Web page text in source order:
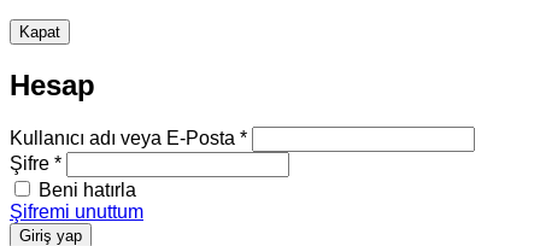
Kapat
Hesap
Kullanıcı adı veya E-Posta *
Şifre *
Beni hatırla
Şifremi unuttum
Giriş yap